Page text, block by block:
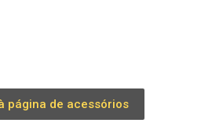
página de acessórios